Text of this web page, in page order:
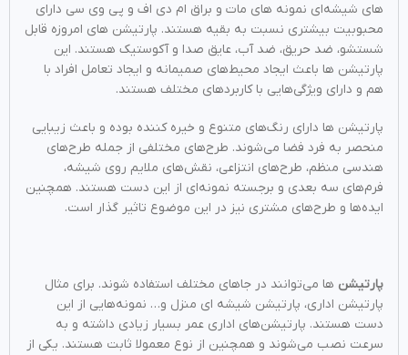
های شیشه‌ای نمونه های مات و براق ام دی اف و پی وی سی دارای
محبوبیت بیشتری نسبت به بقیه هستند. پارتیشن‌‌ های امروزه قابل
شستشو، ضد حریق، ضد آب، عایق صدا و آکوستیک هستند. این
پارتیشن‌‌ ها باعث ایجاد محیط‌‌های صمیمانه و ایجاد تعامل افراد با
هم و دارای ویژگی‌هایی با کاربرد‌های مختلف هستند.
پارتیشن‌‌ ها دارای رنگ‌‌های متنوع و خیره کننده بوده و باعث زیبایی
منحصر به فرد فضا ‌‌می‌شوند. طرح‌‌های مختلفی از جمله طرح‌‌های
هندسی منظم، طرح‌‌های انتزاعی، نقش‌‌های ملایم روی شیشه،
فرم‌‌های سه بعدی و برجسته نمونه‌ای از این دست هستند. همچنین
ایده‌‌ها و طرح‌‌های مشتری نیز در این موضوع تاثیر گذار است.
پارتیشن‌‌ ها ‌‌می‌توانند در جاهای مختلف استفاده شوند. برای مثال
پارتیشن اداری، پارتیشن شیشه ای منزل و… نمونه‌‌هایی از این
دست هستند. پارتیشن‌‌های اداری عمر بسیار زیادی داشته و به
سرعت نصب ‌‌می‌شوند و همچنین از نوع معمولا ثابت هستند. یکی از